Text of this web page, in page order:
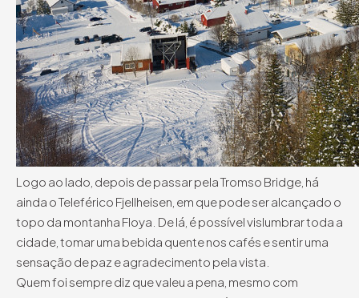
Logo ao lado, depois de passar pela Tromso Bridge, há
ainda o Teleférico Fjellheisen, em que pode ser alcançado o
topo da montanha Floya. De lá, é possível vislumbrar toda a
cidade, tomar uma bebida quente nos cafés e sentir uma
sensação de paz e agradecimento pela vista.
Quem foi sempre diz que valeu a pena, mesmo com